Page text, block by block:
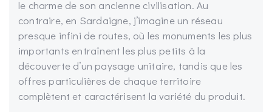
le charme de son ancienne civilisation. Au
contraire, en Sardaigne, j’imagine un réseau
presque infini de routes, où les monuments les plus
importants entraînent les plus petits à la
découverte d’un paysage unitaire, tandis que les
offres particulières de chaque territoire
complètent et caractérisent la variété du produit.